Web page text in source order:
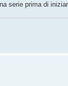
serie prima di